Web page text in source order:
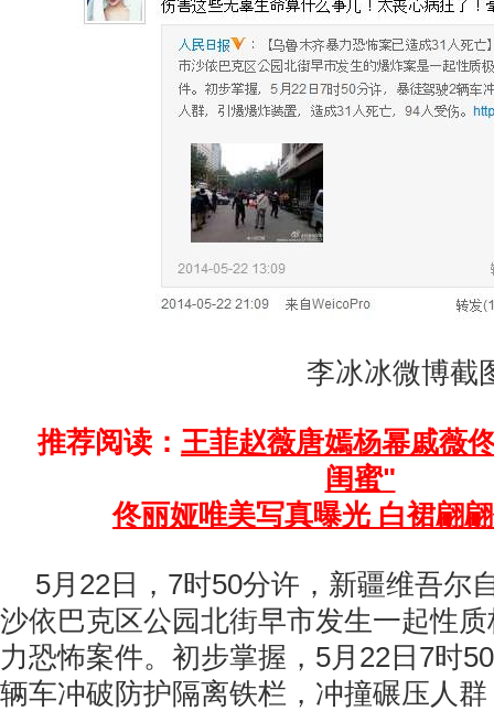
李冰冰微博截
推荐阅读： 王菲赵薇唐嫣杨幂戚薇
闺蜜"
佟丽娅唯美写真曝光 白裙翩
5月22日，7时50分许，新疆维吾尔
沙依巴克区公园北街早市发生一起性
力恐怖案件。初步掌握，5月22日7时
辆车冲破防护隔离铁栏，冲撞碾压人